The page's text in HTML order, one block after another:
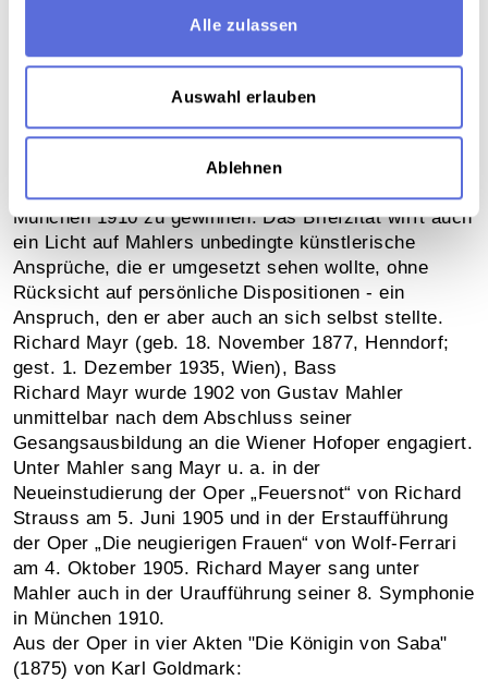
Alle zulassen
Auswahl erlauben
Ablehnen
„... wenn die Elizza, die Gans, blöd umschmeißt und
nicht korrekt durchzuführen.“ (Gustav Mahler an
Bruno Walter, 1901). Eigentlich war Mahler von den
sie sang bei der Uraufführung von Mahlers
„Klagendem Lied“ 1901 in Wien, und er versuchte sie
auch für die Uraufführung der 8. Symphonie in
München 1910 zu gewinnen. Das Briefzitat wirft auch
ein Licht auf Mahlers unbedingte künstlerische
Ansprüche, die er umgesetzt sehen wollte, ohne
Rücksicht auf persönliche Dispositionen - ein
Anspruch, den er aber auch an sich selbst stellte.
Richard Mayr (geb. 18. November 1877, Henndorf;
gest. 1. Dezember 1935, Wien), Bass
Richard Mayr wurde 1902 von Gustav Mahler
unmittelbar nach dem Abschluss seiner
Gesangsausbildung an die Wiener Hofoper engagiert.
Unter Mahler sang Mayr u. a. in der
Neueinstudierung der Oper „Feuersnot“ von Richard
Strauss am 5. Juni 1905 und in der Erstaufführung
der Oper „Die neugierigen Frauen“ von Wolf-Ferrari
am 4. Oktober 1905. Richard Mayer sang unter
Mahler auch in der Uraufführung seiner 8. Symphonie
in München 1910.
Aus der Oper in vier Akten "Die Königin von Saba"
(1875) von Karl Goldmark: